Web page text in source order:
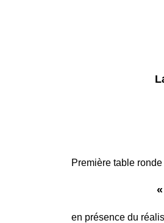
Première table ronde
en présence du